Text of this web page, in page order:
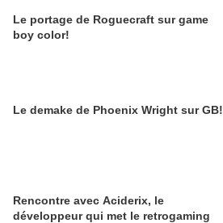
Le portage de Roguecraft sur game
boy color!
Le demake de Phoenix Wright sur GB!
Rencontre avec Aciderix, le
développeur qui met le retrogaming